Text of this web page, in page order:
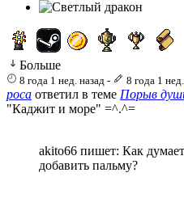
Больше
8 года 1 нед. назад - 8 года 1
poca ответил в теме Порыв
"Каджит и море" =^.^=
akito66 пишет: Как
добавить пальму?